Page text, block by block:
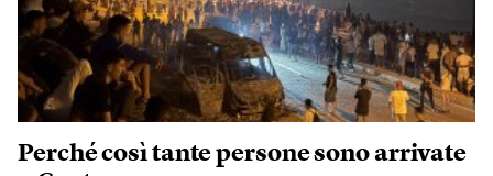
Perché così tante persone sono arrivate